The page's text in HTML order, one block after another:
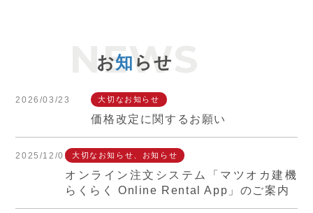
お知 らせ
2026/03/23 大切なお知らせ
価格改定に関するお願い
2025/12/01 大切なお知らせ、お知らせ
オンライン注文システム「マツオカ建機
らくらく Online Rental App」のご案内